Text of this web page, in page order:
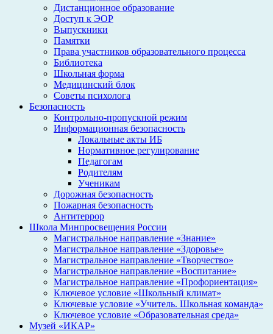
Дистанционное образование
Доступ к ЭОР
Выпускники
Памятки
Права участников образовательного процесса
Библиотека
Школьная форма
Медицинский блок
Советы психолога
Безопасность
Контрольно-пропускной режим
Информационная безопасность
Локальные акты ИБ
Нормативное регулирование
Педагогам
Родителям
Ученикам
Дорожная безопасность
Пожарная безопасность
Антитеррор
Школа Минпросвещения России
Магистральное направление «Знание»
Магистральное направление «Здоровье»
Магистральное направление «Творчество»
Магистральное направление «Воспитание»
Магистральное направление «Профориентация»
Ключевое условие «Школьный климат»
Ключевые условие «Учитель. Школьная команда»
Ключевое условие «Образовательная среда»
Музей «ИКАР»